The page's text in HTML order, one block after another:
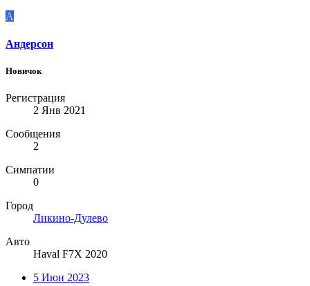
А
Андерсон
Новичок
Регистрация
2 Янв 2021
Сообщения
2
Симпатии
0
Город
Ликино-Дулево
Авто
Haval F7X 2020
5 Июн 2023